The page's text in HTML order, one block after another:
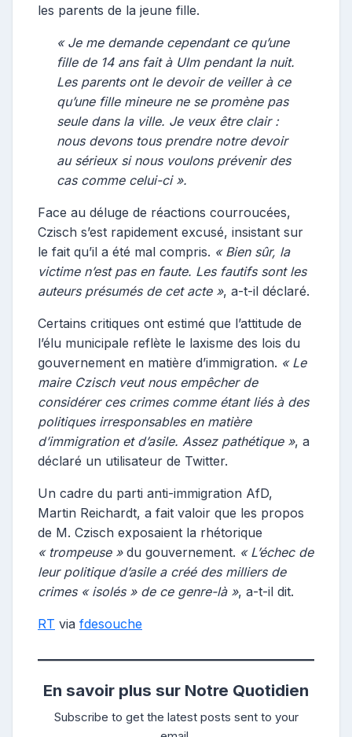
les parents de la jeune fille.
« Je me demande cependant ce qu’une
fille de 14 ans fait à Ulm pendant la nuit.
Les parents ont le devoir de veiller à ce
qu’une fille mineure ne se promène pas
seule dans la ville. Je veux être clair :
nous devons tous prendre notre devoir
au sérieux si nous voulons prévenir des
cas comme celui-ci ».
Face au déluge de réactions courroucées,
Czisch s’est rapidement excusé, insistant sur
le fait qu’il a été mal compris. « Bien sûr, la
victime n’est pas en faute. Les fautifs sont les
auteurs présumés de cet acte », a-t-il déclaré.
Certains critiques ont estimé que l’attitude de
l’élu municipale reflète le laxisme des lois du
gouvernement en matière d’immigration. « Le
maire Czisch veut nous empêcher de
considérer ces crimes comme étant liés à des
politiques irresponsables en matière
d’immigration et d’asile. Assez pathétique », a
déclaré un utilisateur de Twitter.
Un cadre du parti anti-immigration AfD,
Martin Reichardt, a fait valoir que les propos
de M. Czisch exposaient la rhétorique
« trompeuse »du gouvernement. « L’échec de
leur politique d’asile a créé des milliers de
crimes « isolés » de ce genre-là », a-t-il dit.
RT via fdesouche
En savoir plus sur Notre Quotidien
Subscribe to get the latest posts sent to your